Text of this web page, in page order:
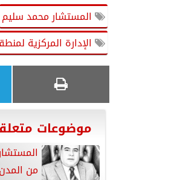
المستشار محمد سليم
الإدارة المركزية
موضوعات
من